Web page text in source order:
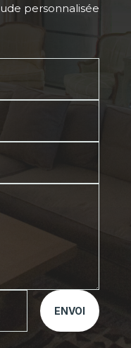
personnalisée
ENVOI